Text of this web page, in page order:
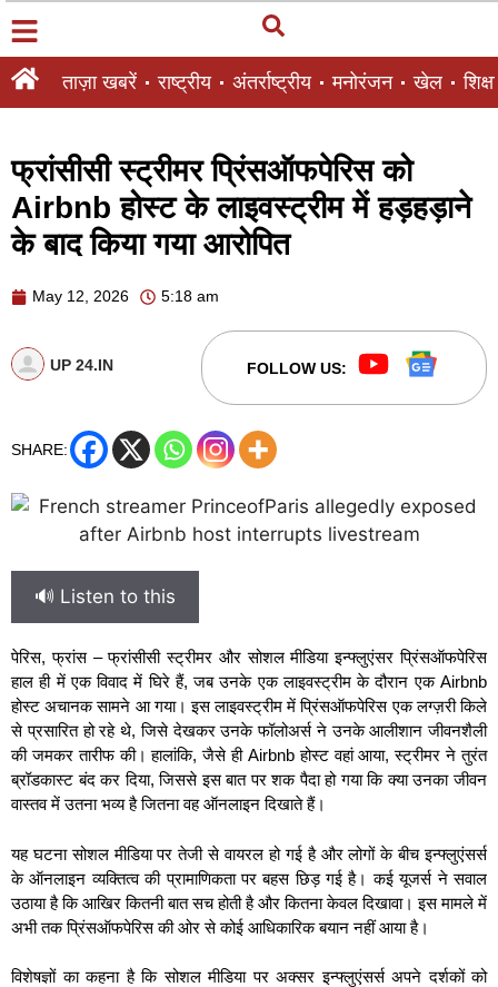
ताज़ा खबरें राष्ट्रीय अंतर्राष्ट्रीय मनोरंजन खेल शिक्षा
फ्रांसीसी स्ट्रीमर प्रिंसऑफपेरिस को
Airbnb होस्ट के लाइवस्ट्रीम में हड़हड़ाने
के बाद किया गया आरोपित
May 12, 2026 5:18 am
UP 24.IN FOLLOW US:
SHARE:
🔊 Listen to this
पेरिस, फ्रांस – फ्रांसीसी स्ट्रीमर और सोशल मीडिया इन्फ्लुएंसर प्रिंसऑफपेरिस
हाल ही में एक विवाद में घिरे हैं, जब उनके एक लाइवस्ट्रीम के दौरान एक Airbnb
होस्ट अचानक सामने आ गया। इस लाइवस्ट्रीम में प्रिंसऑफपेरिस एक लग्ज़री किले
से प्रसारित हो रहे थे, जिसे देखकर उनके फॉलोअर्स ने उनके आलीशान जीवनशैली
की जमकर तारीफ की। हालांकि, जैसे ही Airbnb होस्ट वहां आया, स्ट्रीमर ने तुरंत
ब्रॉडकास्ट बंद कर दिया, जिससे इस बात पर शक पैदा हो गया कि क्या उनका जीवन
वास्तव में उतना भव्य है जितना वह ऑनलाइन दिखाते हैं।
यह घटना सोशल मीडिया पर तेजी से वायरल हो गई है और लोगों के बीच इन्फ्लुएंसर्स
के ऑनलाइन व्यक्तित्व की प्रामाणिकता पर बहस छिड़ गई है। कई यूजर्स ने सवाल
उठाया है कि आखिर कितनी बात सच होती है और कितना केवल दिखावा। इस मामले में
अभी तक प्रिंसऑफपेरिस की ओर से कोई आधिकारिक बयान नहीं आया है।
विशेषज्ञों का कहना है कि सोशल मीडिया पर अक्सर इन्फ्लुएंसर्स अपने दर्शकों को